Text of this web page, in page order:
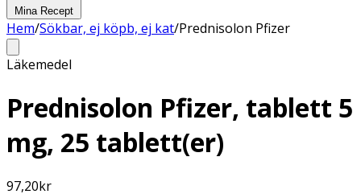
Mina Recept
Hem/Sökbar, ej köpb, ej kat/Prednisolon Pfizer
Läkemedel
Prednisolon Pfizer, tablett 5
mg, 25 tablett(er)
97,20kr